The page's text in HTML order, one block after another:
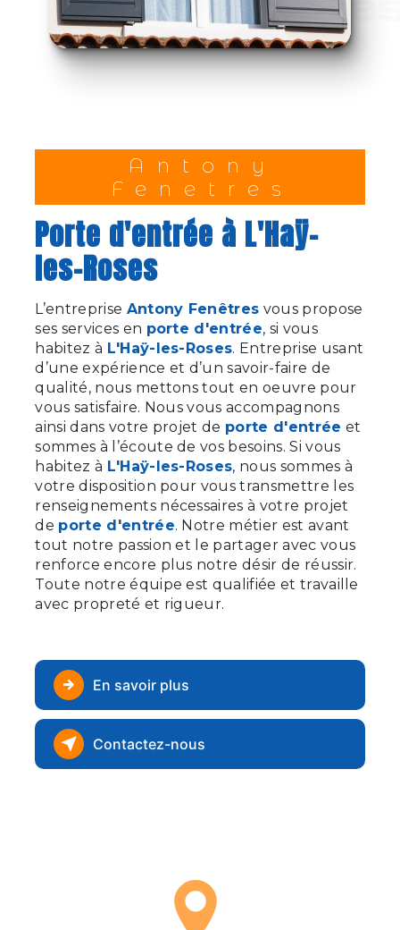
Antony
Fenetres
porte d'entrée à L'Haÿ-
les-Roses
L’entreprise Antony Fenêtres vous propose
ses services en porte d'entrée, si vous
habitez à L'Haÿ-les-Roses. Entreprise usant
d’une expérience et d’un savoir-faire de
qualité, nous mettons tout en oeuvre pour
vous satisfaire. Nous vous accompagnons
ainsi dans votre projet de porte d'entrée et
sommes à l’écoute de vos besoins. Si vous
habitez à L'Haÿ-les-Roses, nous sommes à
votre disposition pour vous transmettre les
renseignements nécessaires à votre projet
de porte d'entrée. Notre métier est avant
tout notre passion et le partager avec vous
renforce encore plus notre désir de réussir.
Toute notre équipe est qualifiée et travaille
avec propreté et rigueur.
En savoir plus
Contactez-nous